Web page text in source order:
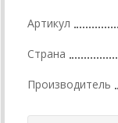
Артикул
Страна
Производитель